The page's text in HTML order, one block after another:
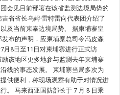
会见目前部署在该省监测边境局势的
省省长乌姆·雷特雷向代表团介绍了
及当前柬泰边境局势。 据柬埔寨皇
发布的声明，应柬埔寨总司令冯皮森
月8日至11日对柬埔寨进行正式访
该地区更多地参与监测去年柬埔寨
线的事态发展。 柬埔寨当局多次为
供便利，称现场观察有助于对情况进
。 马来西亚国防部长于 7 月 8 日乘